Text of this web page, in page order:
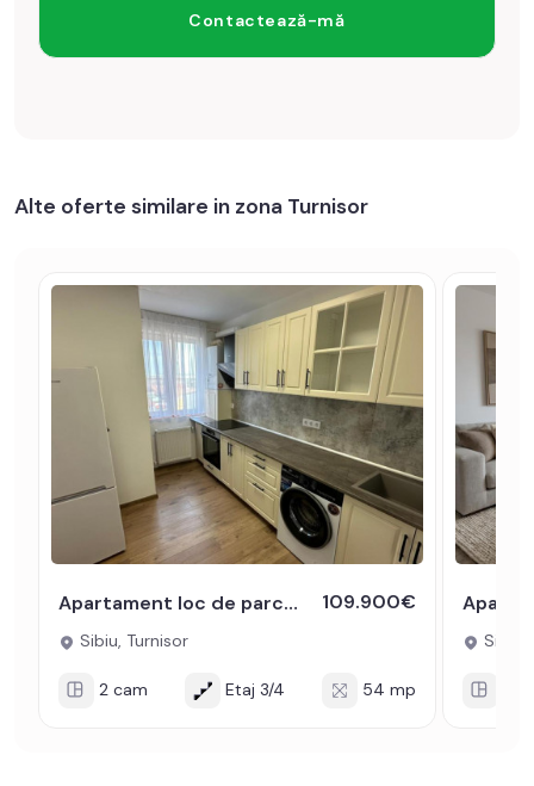
Alte oferte similare in zona Turnisor
Apartament loc de parcare modern 2 camere balcon zona Turnisor Sibiu 109.900€
Sibiu, Turnisor
2 cam Etaj 3/4 54 mp
Sibiu,